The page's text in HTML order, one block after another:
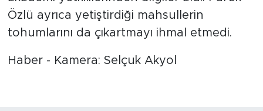
Özlü ayrıca yetiştirdiği mahsullerin
tohumlarını da çıkartmayı ihmal etmedi.
Haber - Kamera: Selçuk Akyol